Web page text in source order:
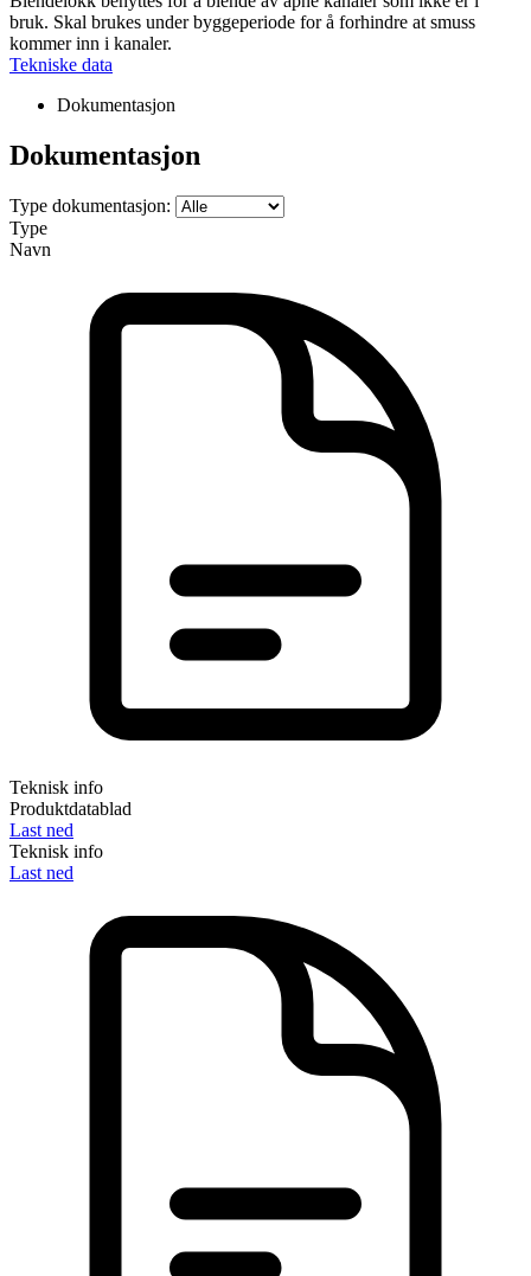
bruk. Skal brukes under byggeperiode for å forhindre at smuss
kommer inn i kanaler.
Tekniske data
Dokumentasjon
Dokumentasjon
Type dokumentasjon:
Type
Navn
Teknisk info
Produktdatablad
Last ned
Teknisk info
Last ned